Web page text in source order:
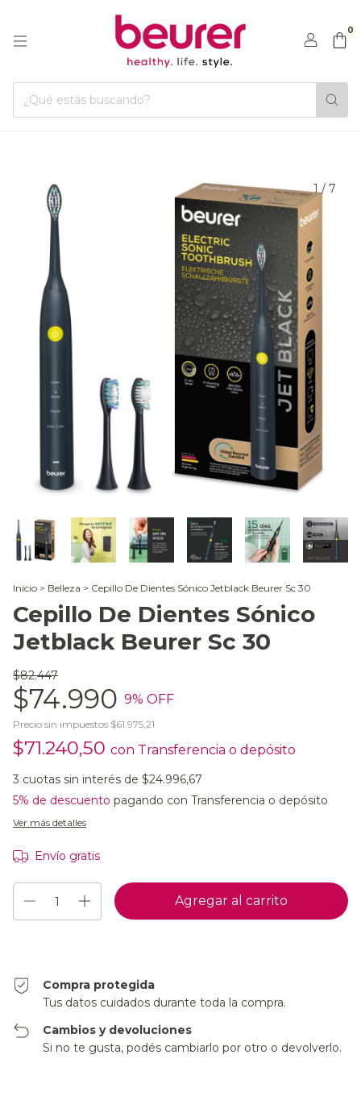
0
1/ 7
Inicio > Belleza > Cepillo De Dientes Sónico Jetblack Beurer Sc 30
Cepillo De Dientes Sónico
Jetblack Beurer Sc 30
$82.447
$74.990 9% OFF
Precio sin impuestos $61.975,21
$71.240,50 con Transferencia o depósito
3 cuotas sin interés de $24.996,67
5% de descuento pagando con Transferencia o depósito
Ver más detalles
Envío gratis
Compra protegida
Tus datos cuidados durante toda la compra.
Cambios y devoluciones
Si no te gusta, podés cambiarlo por otro o devolverlo.